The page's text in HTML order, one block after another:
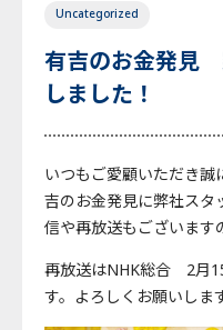
Uncategorized
有吉のお金発見
しました！
いつもご愛顧いただき
吉のお金発見に弊社ス
信や再放送もございます
再放送はNHK総合 2月
す。よろしくお願いしま